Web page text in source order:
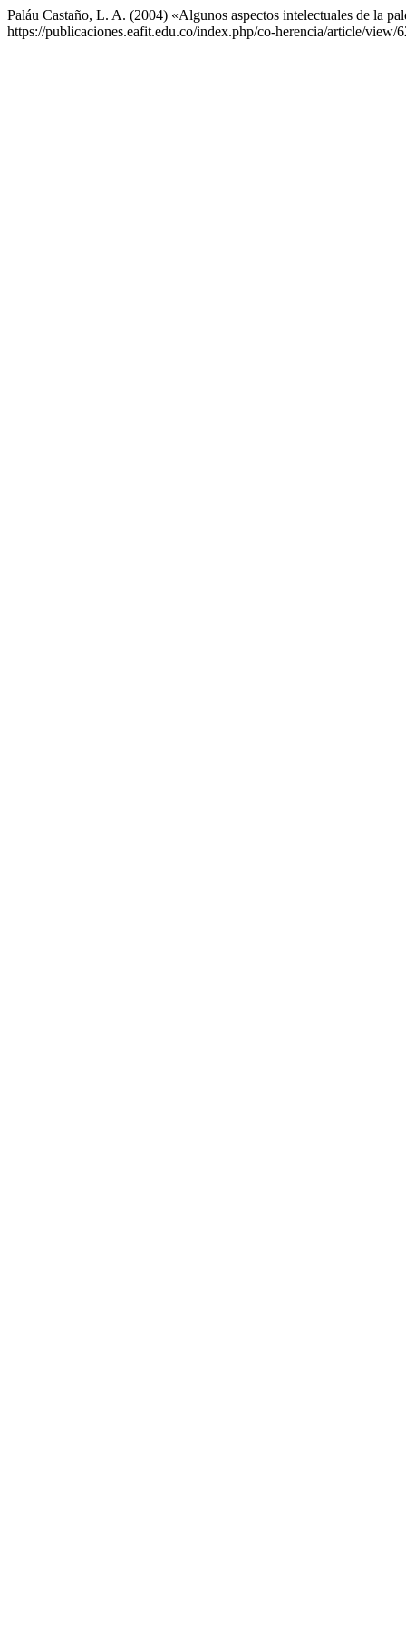
Paláu Castaño, L. A. (2004) «Algunos aspectos intelectuales de la
https://publicaciones.eafit.edu.co/index.php/co-herencia/article/view/